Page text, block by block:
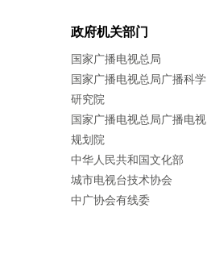
政府机关部门
国家广播电视总局
国家广播电视总局广播科学
研究院
国家广播电视总局广播电视
规划院
中华人民共和国文化部
城市电视台技术协会
中广协会有线委